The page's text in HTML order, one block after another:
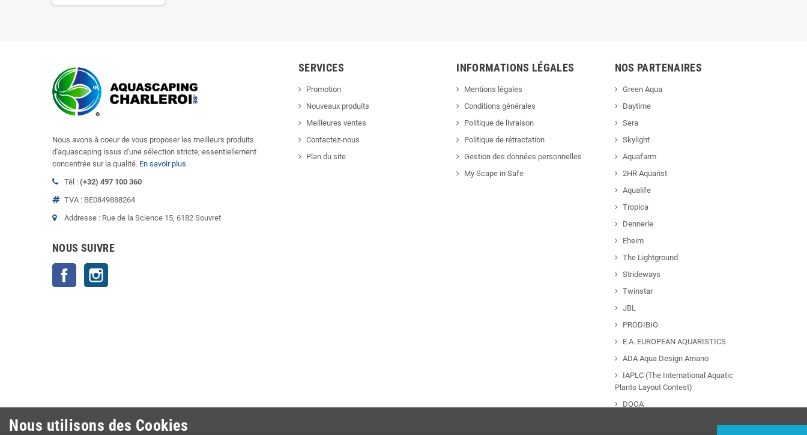
Nous avons à coeur de vous proposer les meilleurs produits
d'aquascaping issus d'une sélection stricte, essentiellement
concentrée sur la qualité. En savoir plus
Tél : (+32) 497 100 360
TVA : BE0849888264
Addresse : Rue de la Science 15, 6182 Souvret
NOUS SUIVRE
Facebook
SERVICES
Promotion
Nouveaux produits
Meilleures ventes
Contactez-nous
Plan du site
INFORMATIONS LÉGALES
Mentions légales
Conditions générales
Politique de livraison
Politique de rétractation
Gestion des données personnelles
My Scape in Safe
NOS PARTENAIRES
Green Aqua
Daytime
Sera
Skylight
Aquafarm
2HR Aquarist
Aqualife
Tropica
Dennerle
Eheim
The Lightground
Strideways
Twinstar
JBL
PRODIBIO
E.A. EUROPEAN AQUARISTICS
ADA Aqua Design Amano
IAPLC (The International Aquatic
Plants Layout Contest)
DOOA
Nous utilisons des Cookies